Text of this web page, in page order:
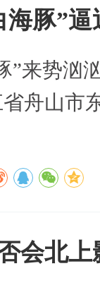
豚”
”来势汹
舟山市
会北